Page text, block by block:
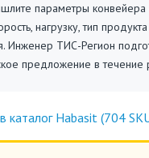
параметры
нагрузку, тип
Инженер ТИС-Регион
предложение в течение
каталог Habasit (704